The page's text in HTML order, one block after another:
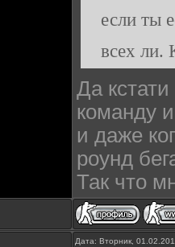
если ты
всех ли.
Да
команду
и даже
роунд
Так что
Дата: Вторник,